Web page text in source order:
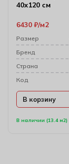
40х120 см
В наличии (13.4 м2)
6430 ₽ м2
Размер
Бренд
Cтрана
Код
В корзину